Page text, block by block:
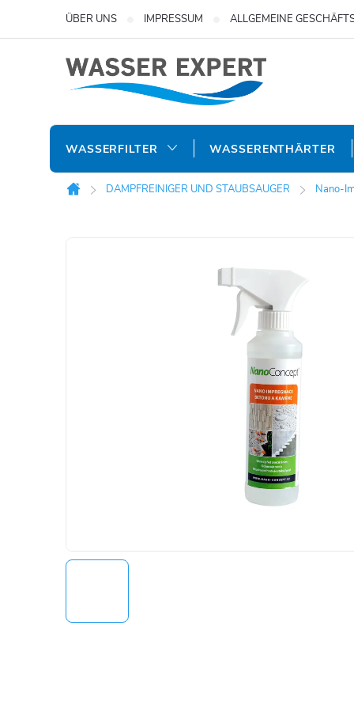
ÜBER UNS IMPRESSUM ALLGEMEINE
WASSERFILTER WASSERENTHÄRTER
Startseite
DAMPFREINIGER UND STAUBSAUGER Nano-